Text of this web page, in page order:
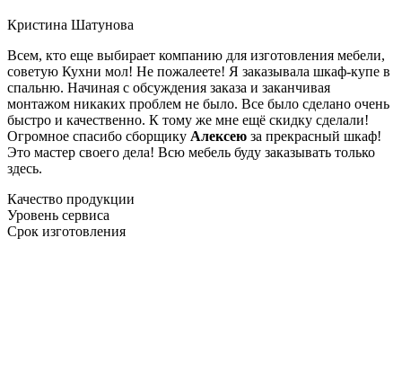
Кристина Шатунова
Всем, кто еще выбирает компанию для изготовления мебели,
советую Кухни мол! Не пожалеете! Я заказывала шкаф-купе в
спальню. Начиная с обсуждения заказа и заканчивая
монтажом никаких проблем не было. Все было сделано очень
быстро и качественно. К тому же мне ещё скидку сделали!
Огромное спасибо сборщику Алексею за прекрасный шкаф!
Это мастер своего дела! Всю мебель буду заказывать только
здесь.
Качество продукции
Уровень сервиса
Срок изготовления